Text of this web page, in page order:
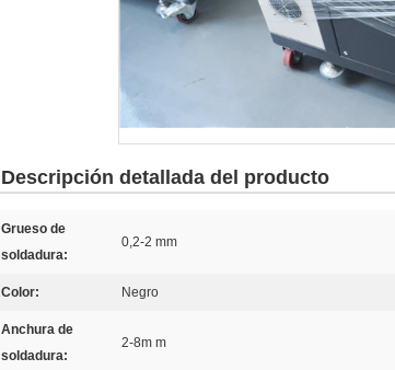
Descripción detallada del producto
Grueso de
soldadura:
0,2-2 mm
Color: Negro
Anchura de
soldadura:
2-8m m